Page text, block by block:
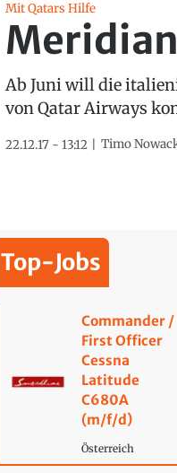
Mit Qatars Hilfe
Ab Juni will die
von Qatar Airways
22.12.17 - 13:12 Timo
Top-Jobs
Commander /
First Officer
Cessna
Latitude
C680A
(m/f/d)
Österreich